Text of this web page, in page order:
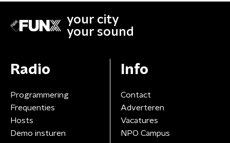
your city
your sound
Radio
Programmering
Frequenties
Hosts
Demo insturen
Info
Contact
Adverteren
Vacatures
NPO Campus